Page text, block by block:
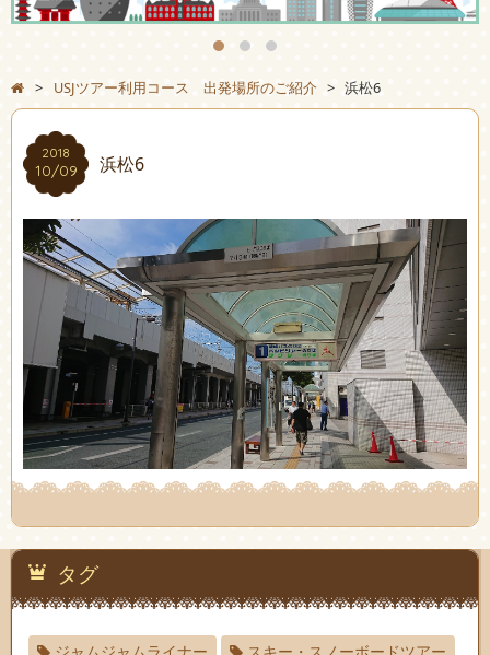
> USJツアー利用コース 出発場所のご紹介 > 浜松6
2018
10/09 浜松6
タグ